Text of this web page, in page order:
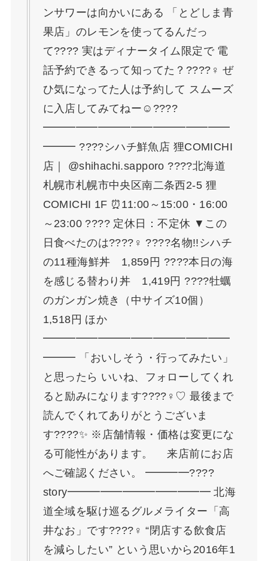
ンサワーは向かいにある 「とどしま青
果店」のレモンを使ってるんだっ
て???? 実はディナータイム限定で 電
話予約できるって知ってた？????‍♀️ ぜ
ひ気になってた人は予約して スムーズ
に入店してみてねー☺️????
━━━━━━━━━━━━━━━━━
━━━ ????シハチ鮮魚店 狸COMICHI
店｜ @shihachi.sapporo ????北海道
札幌市札幌市中央区南二条西2-5 狸
COMICHI 1F ⏰11:00～15:00・16:00
～23:00 ???? 定休日：不定休 ▼この
日食べたのは????‍♀️ ????名物!!シハチ
の11種海鮮丼 1,859円 ????本日の海
を感じる替わり丼 1,419円 ????牡蠣
のガンガン焼き（中サイズ10個）
1,518円 ほか
━━━━━━━━━━━━━━━━━
━━━ 「おいしそう・行ってみたい」
と思ったら いいね、フォローしてくれ
ると励みになります????‍♀️♡ 最後まで
読んでくれてありがとうございま
す????✨ ※店舗情報・価格は変更にな
る可能性があります。 来店前にお店
へご確認ください。 ━━━━????
story━━━━━━━━━━━━━ 北海
道全域を駆け巡るグルメライター「高
井なお」です????‍♀️ “閉店する飲食店
を減らしたい” という思いから2016年1